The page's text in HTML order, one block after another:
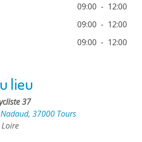
09:00 - 12:00
09:00 - 12:00
09:00 - 12:00
lieu
37
37000 Tours
Loire